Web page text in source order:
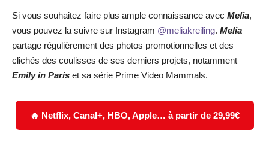
Si vous souhaitez faire plus ample connaissance avec Melia,
vous pouvez la suivre sur Instagram @meliakreiling. Melia
partage régulièrement des photos promotionnelles et des
clichés des coulisses de ses derniers projets, notamment
Emily in Paris et sa série Prime Video Mammals.
🔥 Netflix, Canal+, HBO, Apple… à partir de 29,99€